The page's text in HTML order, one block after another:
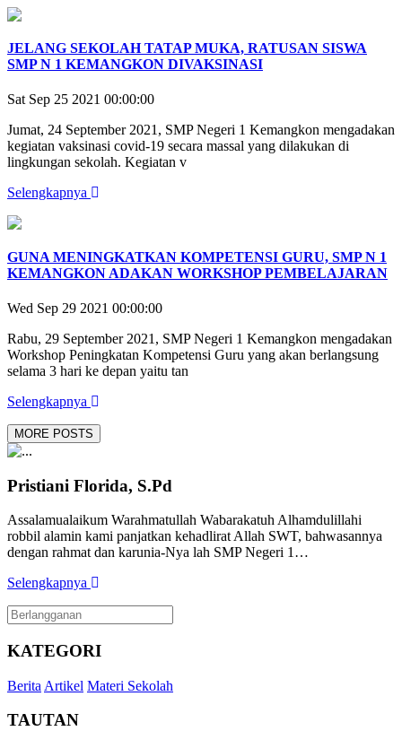
JELANG SEKOLAH TATAP MUKA, RATUSAN SISWA
SMP N 1 KEMANGKON DIVAKSINASI
Sat Sep 25 2021 00:00:00
Jumat, 24 September 2021, SMP Negeri 1 Kemangkon mengadakan
kegiatan vaksinasi covid-19 secara massal yang dilakukan di
lingkungan sekolah. Kegiatan v
Selengkapnya
GUNA MENINGKATKAN KOMPETENSI GURU, SMP N 1
KEMANGKON ADAKAN WORKSHOP PEMBELAJARAN
Wed Sep 29 2021 00:00:00
Rabu, 29 September 2021, SMP Negeri 1 Kemangkon mengadakan
Workshop Peningkatan Kompetensi Guru yang akan berlangsung
selama 3 hari ke depan yaitu tan
Selengkapnya
MORE POSTS
Pristiani Florida, S.Pd
Assalamualaikum Warahmatullah Wabarakatuh Alhamdulillahi
robbil alamin kami panjatkan kehadlirat Allah SWT, bahwasannya
dengan rahmat dan karunia-Nya lah SMP Negeri 1…
Selengkapnya
KATEGORI
Berita Artikel Materi Sekolah
TAUTAN